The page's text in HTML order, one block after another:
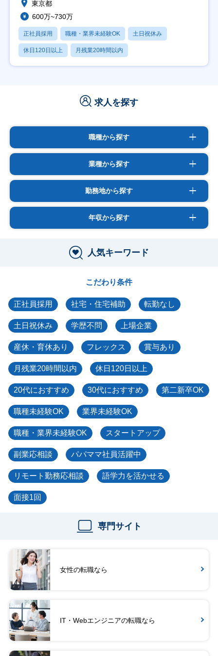
東京都
600万~730万
正社員採用 職種・業界未経験OK 土日祝休み
休日120日以上 月残業20時間以内
求人を探す
職種から探す
業種から探す
勤務地から探す
年収から探す
人気キーワード
こだわり条件
正社員採用 社宅・住宅補助 転勤なし
土日祝休み 学歴不問 上場企業
産休・育休あり フレックス 賞与あり
月残業20時間以内 休日120日以上
20代におすすめ 30代におすすめ 第二新卒OK
職種未経験OK 業界未経験OK
職種・業界未経験OK スタートアップ
副業応相談 パパママ社員活躍中
リモート勤務応相談 語学力を活かせる
面接1回
専門サイト
女性の転職なら
IT・Webエンジニアの転職なら